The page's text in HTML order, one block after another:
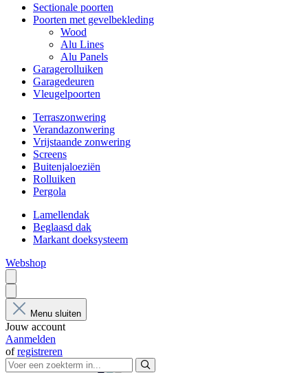
Sectionale poorten
Poorten met gevelbekleding
Wood
Alu Lines
Alu Panels
Garagerolluiken
Garagedeuren
Vleugelpoorten
Terraszonwering
Verandazonwering
Vrijstaande zonwering
Screens
Buitenjaloeziën
Rolluiken
Pergola
Lamellendak
Beglaasd dak
Markant doeksysteem
Webshop
Menu sluiten
Jouw account
Aanmelden
ofregistreren